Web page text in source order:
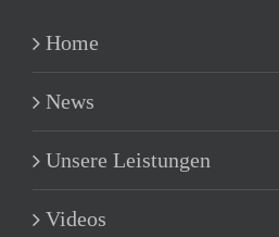
Home
News
Unsere Leistungen
Videos